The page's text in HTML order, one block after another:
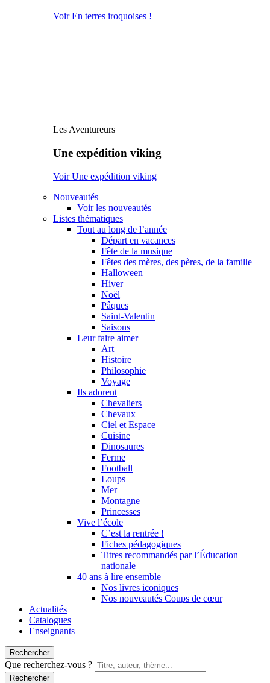
Voir En terres iroquoises !
Les Aventureurs
Une expédition viking
Voir Une expédition viking
Nouveautés
Voir les nouveautés
Listes thématiques
Tout au long de l’année
Départ en vacances
Fête de la musique
Fêtes des mères, des pères, de la famille
Halloween
Hiver
Noël
Pâques
Saint-Valentin
Saisons
Leur faire aimer
Art
Histoire
Philosophie
Voyage
Ils adorent
Chevaliers
Chevaux
Ciel et Espace
Cuisine
Dinosaures
Ferme
Football
Loups
Mer
Montagne
Princesses
Vive l’école
C’est la rentrée !
Fiches pédagogiques
Titres recommandés par l’Éducation
nationale
40 ans à lire ensemble
Nos livres iconiques
Nos nouveautés Coups de cœur
Actualités
Catalogues
Enseignants
Rechercher
Que recherchez-vous ?
Rechercher